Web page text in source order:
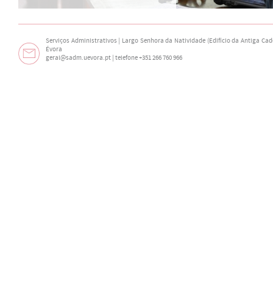
Serviços Administrativos | Largo Senhora da Natividade (Edifício da Antiga
Évora
geral@sadm.uevora.pt | telefone +351 266 760 966